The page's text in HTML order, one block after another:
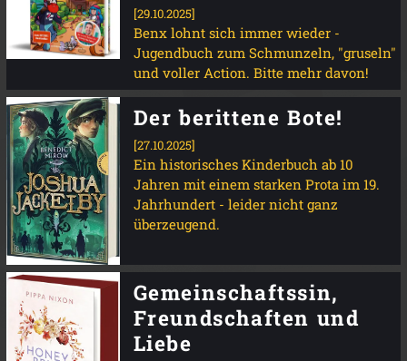
[29.10.2025]
Benx lohnt sich immer wieder -
Jugendbuch zum Schmunzeln, "gruseln"
und voller Action. Bitte mehr davon!
Der berittene Bote!
[27.10.2025]
Ein historisches Kinderbuch ab 10
Jahren mit einem starken Prota im 19.
Jahrhundert - leider nicht ganz
überzeugend.
Gemeinschaftssin,
Freundschaften und
Liebe